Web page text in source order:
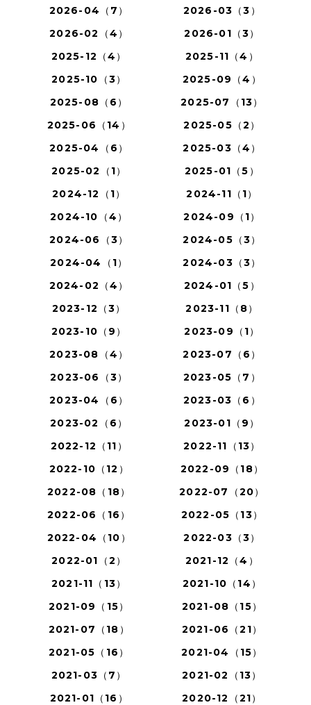
2026-04（7）
2026-03（3）
2026-02（4）
2026-01（3）
2025-12（4）
2025-11（4）
2025-10（3）
2025-09（4）
2025-08（6）
2025-07（13）
2025-06（14）
2025-05（2）
2025-04（6）
2025-03（4）
2025-02（1）
2025-01（5）
2024-12（1）
2024-11（1）
2024-10（4）
2024-09（1）
2024-06（3）
2024-05（3）
2024-04（1）
2024-03（3）
2024-02（4）
2024-01（5）
2023-12（3）
2023-11（8）
2023-10（9）
2023-09（1）
2023-08（4）
2023-07（6）
2023-06（3）
2023-05（7）
2023-04（6）
2023-03（6）
2023-02（6）
2023-01（9）
2022-12（11）
2022-11（13）
2022-10（12）
2022-09（18）
2022-08（18）
2022-07（20）
2022-06（16）
2022-05（13）
2022-04（10）
2022-03（3）
2022-01（2）
2021-12（4）
2021-11（13）
2021-10（14）
2021-09（15）
2021-08（15）
2021-07（18）
2021-06（21）
2021-05（16）
2021-04（15）
2021-03（7）
2021-02（13）
2021-01（16）
2020-12（21）